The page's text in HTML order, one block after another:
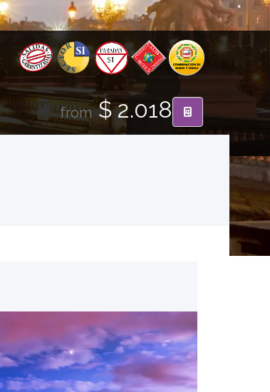
from$ 2.018